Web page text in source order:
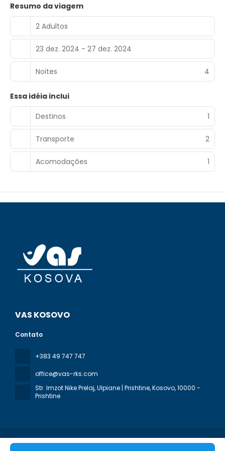
Resumo da viagem
2 Adultos
23 dez. 2024 - 27 dez. 2024
Noites 4
Essa idéia inclui
Destinos
1
Transporte 2
Acomodações 1
VAS KOSOVO
Contato
+383 49 747 747
office@vas-rks.com
Str. Imzot Nike Prelaj, Ulpiane | Prishtine, Kosovo, 10000 -
Prishtine